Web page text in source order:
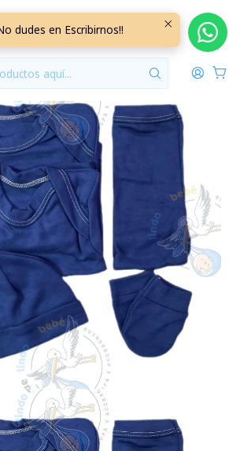
0/3 Meses Lisos/Rayados
Liso Talla 0/3 Meses Azul Jeans
dudes en Escribirnos!!